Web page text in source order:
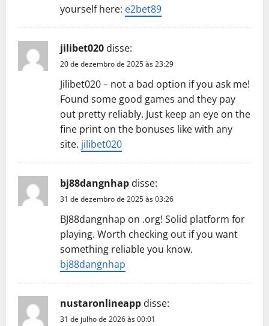
yourself here: e2bet89
jilibet020 disse:
20 de dezembro de 2025 às 23:29
Jilibet020 – not a bad option if you ask me!
Found some good games and they pay
out pretty reliably. Just keep an eye on the
fine print on the bonuses like with any
site. jilibet020
bj88dangnhap disse:
31 de dezembro de 2025 às 03:26
BJ88dangnhap on .org! Solid platform for
playing. Worth checking out if you want
something reliable you know.
bj88dangnhap
nustaronlineapp disse:
31 de julho de 2026 às 00:01